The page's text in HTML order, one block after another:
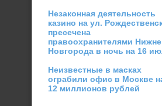
Незаконная деятельность
казино на ул.
пресечена
правоохранителями
Новгорода в ночь на 16
Неизвестные в масках
ограбили офис в Москве
12 миллионов рублей